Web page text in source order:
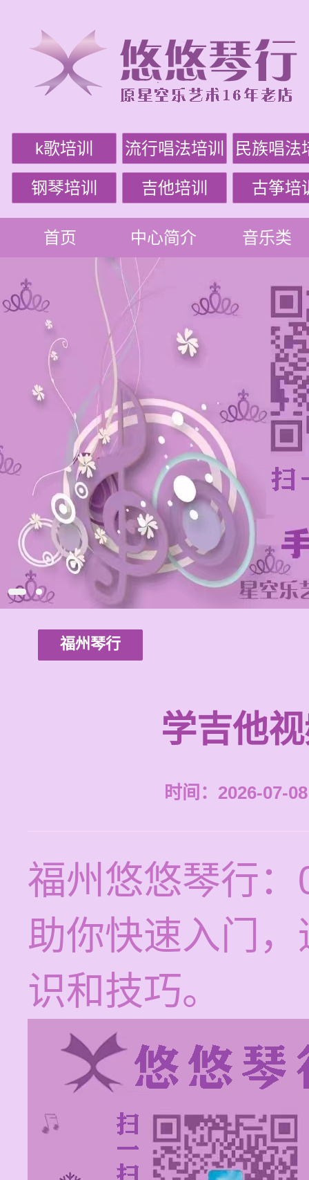
k歌培训 流行唱法培训 民族唱法
钢琴培训 吉他培训 古筝培
首页 中心简介 音乐类
福州琴行
学吉他
时间：2026-07-
福州悠悠琴行
助你快速入门
识和技巧。